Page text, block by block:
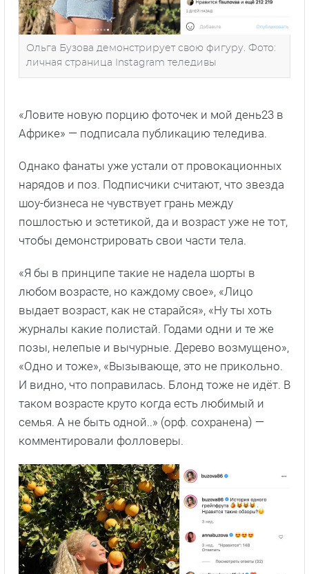
Ольга Бузова демонстрирует свою фигуру. Фото:
личная страница Instagram теледивы
«Ловите новую порцию фоточек и мой день23 в
Африке» — подписала публикацию теледива.
Однако фанаты уже устали от провокационных
нарядов и поз. Подписчики считают, что звезда
шоу-бизнеса не чувствует грань между
пошлостью и эстетикой, да и возраст уже не тот,
чтобы демонстрировать свои части тела.
«Я бы в принципе такие не надела шорты в
любом возрасте, но каждому свое», «Лицо
выдает возраст, как не старайся», «Ну ты хоть
журналы какие полистай. Годами одни и те же
позы, нелепые и вычурные. Дерево возмущено»,
«Одно и тоже», «Вызывающе, это не прикольно.
И видно, что поправилась. Блонд тоже не идёт. В
таком возрасте круто когда есть любимый и
семья. А не быть одной..» (орф. сохранена) —
комментировали фолловеры.